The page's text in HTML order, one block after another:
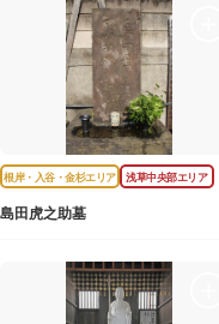
根岸・入谷・金杉エリア 浅草中央部エリア
島田虎之助墓